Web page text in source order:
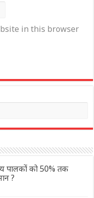
in this browser
पालकों को 50% तक
?